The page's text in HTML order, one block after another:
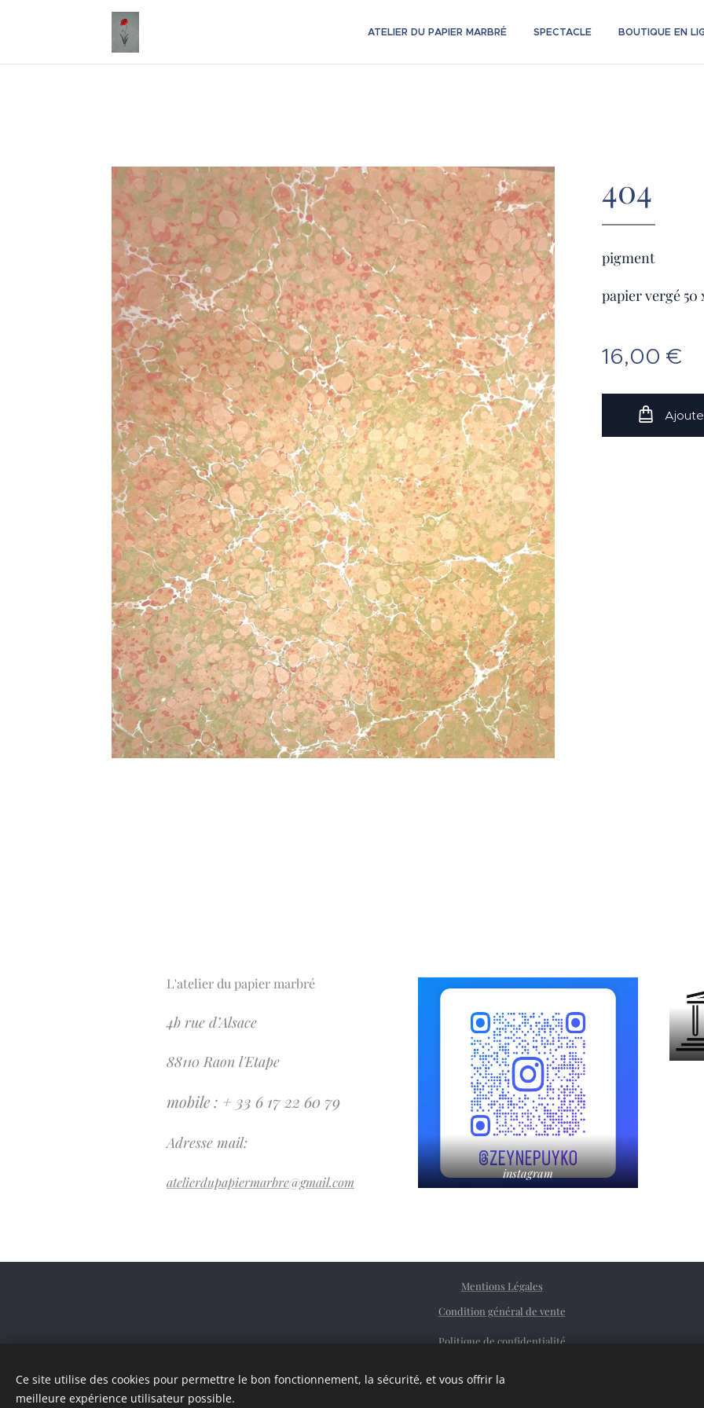
ATELIER DU PAPIER MARBRÉ SPECTACLE BOUTIQUE EN
404
pigment
papier vergé 50
16,00 €
L'atelier du papier marbré
4b rue d’Alsace
88110 Raon l'Etape
mobile : + 33 6 17 22 60 79
Adresse mail:
atelierdupapiermarbre@gmail.com instagram
Mentions Légales
Condition général de vente
Politique de confidentialité
Ce site utilise des cookies pour permettre le bon fonctionnement, la sécurité, et vous offrir la
meilleure expérience utilisateur possible.